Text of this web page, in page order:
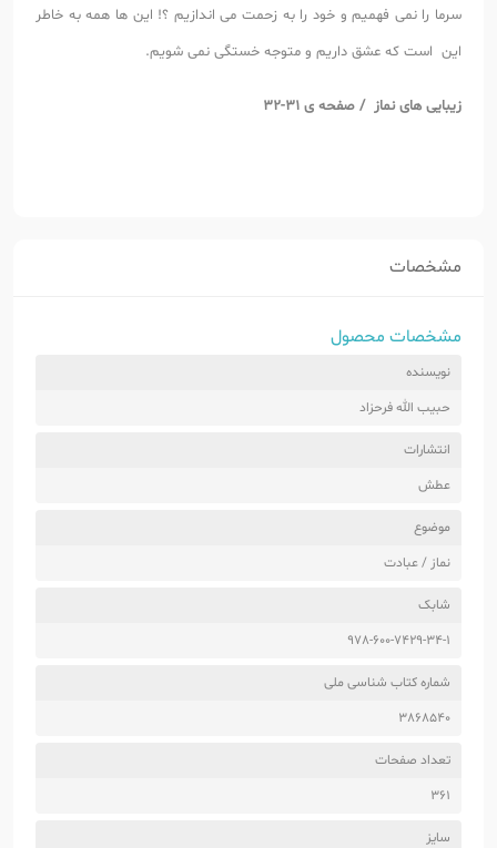
سرما را نمی فهمیم و خود را به زحمت می اندازیم ؟! این ها همه به خاطر
این است که عشق داریم و متوجه خستگی نمی شویم.
زیبایی های نماز / صفحه ی 31-32
مشخصات
مشخصات محصول
نویسنده
حبیب الله فرحزاد
انتشارات
عطش
موضوع
نماز / عبادت
شابک
978-600-7429-34-1
شماره کتاب شناسی ملی
3868540
تعداد صفحات
361
سایز